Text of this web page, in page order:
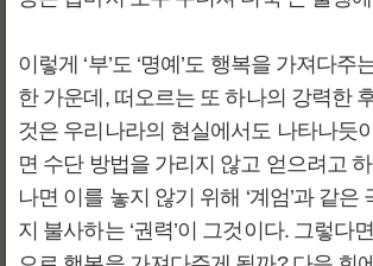
이렇게 ‘부’도 ‘명예’도 행복을 가져다주
한 가운데, 떠오르는 또 하나의 강력한
것은 우리나라의 현실에서도 나타나듯
면 수단 방법을 가리지 않고 얻으려고
나면 이를 놓지 않기 위해 ‘계엄’과 같은
지 불사하는 ‘권력’이 그것이다. 그렇다